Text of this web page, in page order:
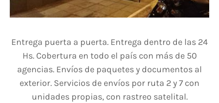
Entrega puerta a puerta. Entrega dentro de las 24
Hs. Cobertura en todo el país con más de 50
agencias. Envíos de paquetes y documentos al
exterior. Servicios de envíos por ruta 2 y 7 con
unidades propias, con rastreo satelital.